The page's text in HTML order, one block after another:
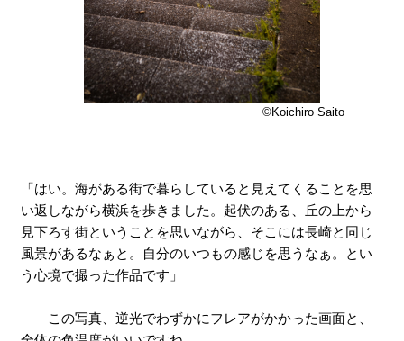
©Koichiro Saito
「はい。海がある街で暮らしていると見えてくることを思
い返しながら横浜を歩きました。起伏のある、丘の上から
見下ろす街ということを思いながら、そこには長崎と同じ
風景があるなぁと。自分のいつもの感じを思うなぁ。とい
う心境で撮った作品です」
――この写真、逆光でわずかにフレアがかかった画面と、